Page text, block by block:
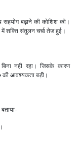
बढ़ाने की कोशिश की।
शक्ति संतुलन चर्चा तेज हुई।
नही रहा। जिसके कारण
आवश्यकता बड़ी।